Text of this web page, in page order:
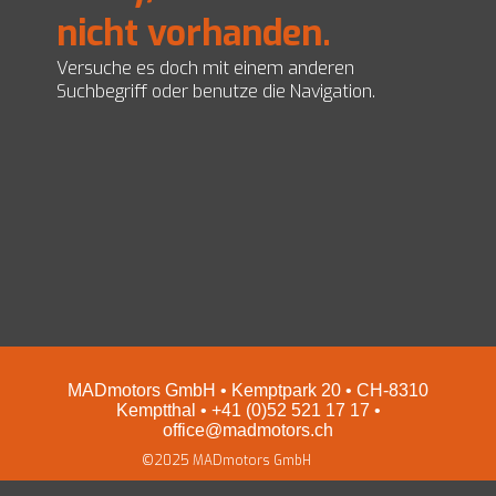
Impressum und Datenschutz
EZ Servolenkungen
Shop
nicht vorhanden.
Versuche es doch mit einem anderen
Suchbegriff oder benutze die Navigation.
MADmotors GmbH • Kemptpark 20 • CH-8310
Kemptthal • +41 (0)52 521 17 17 •
office@madmotors.ch
©2025 MADmotors GmbH